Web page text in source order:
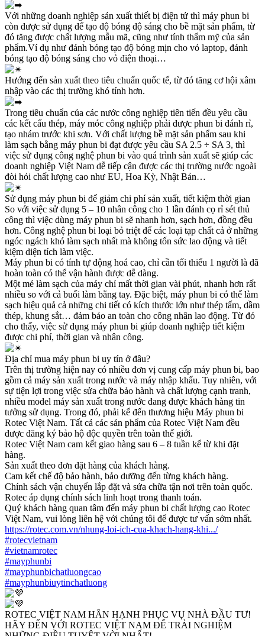
Với những doanh nghiệp sản xuất thiết bị điện tử thì máy phun bi
còn được sử dụng để tạo độ bóng độ sáng cho bề mặt sản phẩm, từ
đó tăng được chất lượng mẫu mã, cũng như tính thẩm mỹ của sản
phẩm.Ví dụ như đánh bóng tạo độ bóng mịn cho vỏ laptop, đánh
bóng tạo độ bóng sáng cho vỏ điện thoại…
Hướng đến sản xuất theo tiêu chuẩn quốc tế, từ đó tăng cơ hội xâm
nhập vào các thị trường khó tính hơn.
Trong tiêu chuẩn của các nước công nghiệp tiên tiến đều yêu cầu
các kết cấu thép, máy móc công nghiệp phải được phun bi đánh rỉ,
tạo nhám trước khi sơn. Với chất lượng bề mặt sản phẩm sau khi
làm sạch bằng máy phun bi đạt được yêu cầu SA 2.5 ÷ SA 3, thì
việc sử dụng công nghệ phun bi vào quá trình sản xuất sẽ giúp các
doanh nghiệp Việt Nam dễ tiếp cận được các thị trường nước ngoài
đòi hỏi chất lượng cao như EU, Hoa Kỳ, Nhật Bản…
Sử dụng máy phun bi để giảm chi phí sản xuất, tiết kiệm thời gian
So với việc sử dụng 5 – 10 nhân công cho 1 lần đánh cọ rỉ sét thủ
công thì việc dùng máy phun bi sẽ nhanh hơn, sạch hơn, đồng đều
hơn. Công nghệ phun bi loại bỏ triệt để các loại tạp chất cả ở những
ngóc ngách khó làm sạch nhất mà không tốn sức lao động và tiết
kiệm diện tích làm việc.
Máy phun bi có tính tự động hoá cao, chỉ cần tối thiểu 1 người là đã
hoàn toàn có thể vận hành được dễ dàng.
Một mẻ làm sạch của máy chỉ mất thời gian vài phút, nhanh hơn rất
nhiều so với cả buổi làm bằng tay. Đặc biệt, máy phun bi có thể làm
sạch hiệu quả cả những chi tiết có kích thước lớn như thép tấm, dầm
thép, khung sắt… đảm bảo an toàn cho công nhân lao động. Từ đó
cho thấy, việc sử dụng máy phun bi giúp doanh nghiệp tiết kiệm
được chi phí, thời gian và nhân công.
Địa chỉ mua máy phun bi uy tín ở đâu?
Trên thị trường hiện nay có nhiều đơn vị cung cấp máy phun bi, bao
gồm cả máy sản xuất trong nước và máy nhập khẩu. Tuy nhiên, với
sự tiện lợi trong việc sửa chữa bảo hành và chất lượng cạnh tranh,
nhiều model máy sản xuất trong nước đang được khách hàng tin
tưởng sử dụng. Trong đó, phải kể đến thương hiệu Máy phun bi
Rotec Việt Nam. Tất cả các sản phẩm của Rotec Việt Nam đều
được đăng ký bảo hộ độc quyền trên toàn thế giới.
Rotec Việt Nam cam kết giao hàng sau 6 – 8 tuần kể từ khi đặt
hàng.
Sản xuất theo đơn đặt hàng của khách hàng.
Cam kết chế độ bảo hành, bảo dưỡng đến từng khách hàng.
Chính sách vận chuyển lắp đặt và sửa chữa tận nơi trên toàn quốc.
Rotec áp dụng chính sách linh hoạt trong thanh toán.
Quý khách hàng quan tâm đến máy phun bi chất lượng cao Rotec
Việt Nam, vui lòng liên hệ với chúng tôi để được tư vấn sớm nhất.
https://rotec.com.vn/nhung-loi-ich-cua-khach-hang-khi.../
#rotecvietnam
#vietnamrotec
#mayphunbi
#mayphunbichatluongcao
#mayphunbiuytinchatluong
ROTEC VIỆT NAM HÂN HẠNH PHỤC VỤ NHÀ ĐẦU TƯ!
HÃY ĐẾN VỚI ROTEC VIỆT NAM ĐỂ TRẢI NGHIỆM